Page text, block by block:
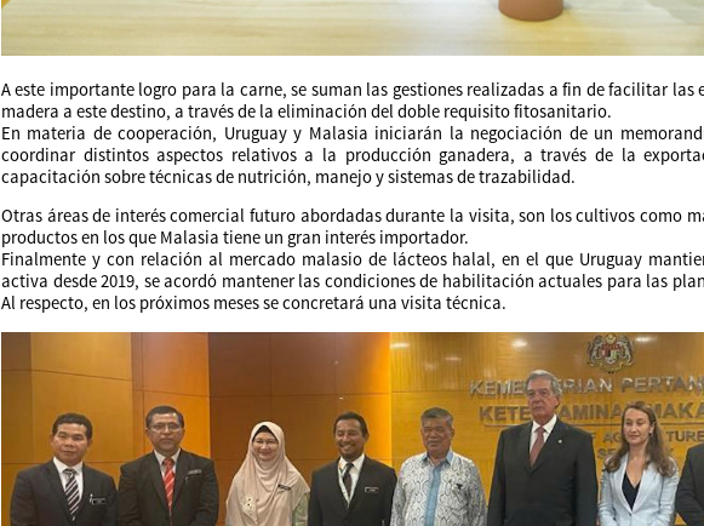
A este importante logro para la carne, se suman las gestiones realizadas a fin de facilitar las
madera a este destino, a través de la eliminación del doble requisito fitosanitario.
En materia de cooperación, Uruguay y Malasia iniciarán la negociación de un
coordinar distintos aspectos relativos a la producción ganadera, a través de la
capacitación sobre técnicas de nutrición, manejo y sistemas de trazabilidad.
Otras áreas de interés comercial futuro abordadas durante la visita, son los cultivos como
productos en los que Malasia tiene un gran interés importador.
Finalmente y con relación al mercado malasio de lácteos halal, en el que Uruguay
activa desde 2019, se acordó mantener las condiciones de habilitación actuales para las
Al respecto, en los próximos meses se concretará una visita técnica.